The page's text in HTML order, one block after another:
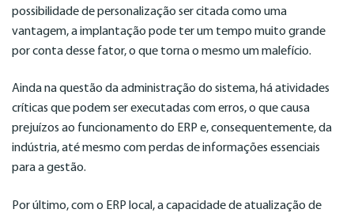
possibilidade de personalização ser citada como uma
vantagem, a implantação pode ter um tempo muito grande
por conta desse fator, o que torna o mesmo um malefício.
Ainda na questão da administração do sistema, há atividades
críticas que podem ser executadas com erros, o que causa
prejuízos ao funcionamento do ERP e, consequentemente, da
indústria, até mesmo com perdas de informações essenciais
para a gestão.
Por último, com o ERP local, a capacidade de atualização de